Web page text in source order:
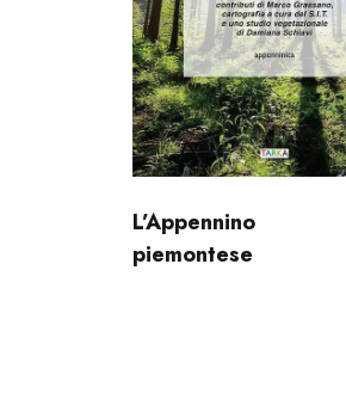
L’Appennino
piemontese